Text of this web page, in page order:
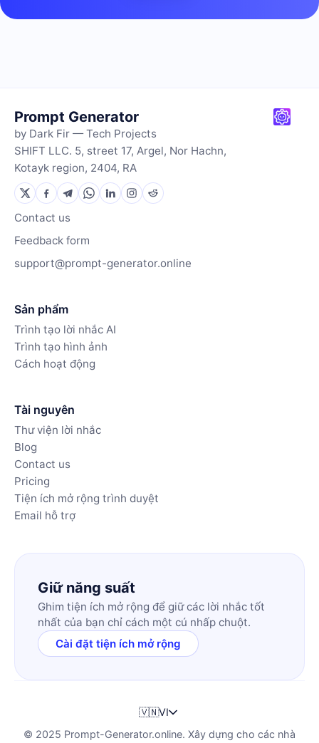
Prompt Generator
by Dark Fir — Tech Projects
SHIFT LLC. 5, street 17, Argel, Nor Hachn,
Kotayk region, 2404, RA
Contact us
Feedback form
support@prompt-generator.online
Sản phẩm
Trình tạo lời nhắc AI
Trình tạo hình ảnh
Cách hoạt động
Tài nguyên
Thư viện lời nhắc
Blog
Contact us
Pricing
Tiện ích mở rộng trình duyệt
Email hỗ trợ
Giữ năng suất
Ghim tiện ích mở rộng để giữ các lời nhắc tốt
nhất của bạn chỉ cách một cú nhấp chuột.
Cài đặt tiện ích mở rộng
🇻🇳VI
© 2025 Prompt-Generator.online. Xây dựng cho các nhà